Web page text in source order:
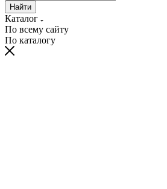
Найти
Каталог
По всему сайту
По каталогу